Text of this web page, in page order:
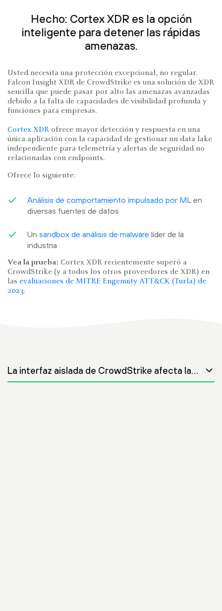
Hecho: Cortex XDR es la opción
inteligente para detener las rápidas
amenazas.
Usted necesita una protección excepcional, no regular.
Falcon Insight XDR de CrowdStrike es una solución de XDR
sencilla que puede pasar por alto las amenazas avanzadas
debido a la falta de capacidades de visibilidad profunda y
funciones para empresas.
Cortex XDRofrece mayor detección y respuesta en una
única aplicación con la capacidad de gestionar un data lake
independiente para telemetría y alertas de seguridad no
relacionadas con endpoints.
Ofrece lo siguiente:
Análisis de comportamiento impulsado por ML en
diversas fuentes de datos
Un sandbox de análisis de malware líder de la
industria
Vea la prueba: Cortex XDR recientemente superó a
CrowdStrike (y a todos los otros proveedores de XDR) en
las evaluaciones de MITRE Engenuity ATT&CK (Turla) de
2023.